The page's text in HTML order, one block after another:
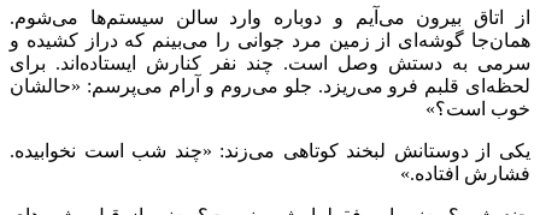
از اتاق بیرون می‌آیم و دوباره وارد سالن سیستم‌ها می‌شوم.
همان‌جا گوشه‌ای از زمین مرد جوانی را می‌بینم که دراز کشیده و
سرمی به دستش وصل است. چند نفر کنارش ایستاده‌اند. برای
لحظه‌ای قلبم فرو می‌ریزد. جلو می‌روم و آرام می‌پرسم: «حالشان
خوب است؟»
یکی از دوستانش لبخند کوتاهی می‌زند: «چند شب است نخوابیده.
فشارش افتاده.»